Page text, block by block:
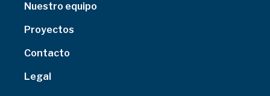
Nuestro equipo
Proyectos
Contacto
Legal